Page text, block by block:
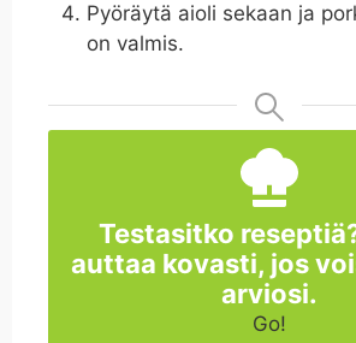
Pyöräytä aioli sekaan ja
on valmis.
Testasitko
auttaa kovasti, jos
arviosi.
Go!